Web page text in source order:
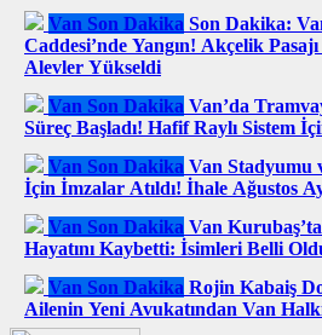
Van Son Dakika Son Dakika:
Caddesi’nde Yangın! Akçelik
Alevler Yükseldi
Van Son Dakika Van’da
Süreç Başladı! Hafif Raylı Sistem
Van Son Dakika Van Stadyumu
İçin İmzalar Atıldı! İhale Ağustos
Van Son Dakika Van
Hayatını Kaybetti: İsimleri Belli
Van Son Dakika Rojin Kabaiş
Ailenin Yeni Avukatından Van